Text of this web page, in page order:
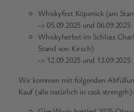
Whiskyfest Köpenick (am
-> 05.09.2025 und 06.09.2025
Whiskyherbst im Schloss
Stand von Kirsch)
-> 12.09.2025 und 13.09.2025
Wir kommen mit folgenden
Kauf (alle natürlich in cask strength):